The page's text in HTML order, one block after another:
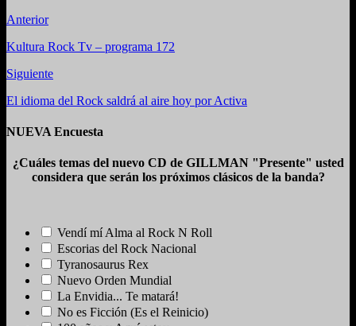
Anterior
Kultura Rock Tv – programa 172
Siguiente
El idioma del Rock saldrá al aire hoy por Activa
NUEVA Encuesta
¿Cuáles temas del nuevo CD de GILLMAN "Presente" usted
considera que serán los próximos clásicos de la banda?
Vendí mí Alma al Rock N Roll
Escorias del Rock Nacional
Tyranosaurus Rex
Nuevo Orden Mundial
La Envidia... Te matará!
No es Ficción (Es el Reinicio)